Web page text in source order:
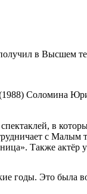
в Высшем
Соломина
в
с Малым
Также актёр
годы. Это